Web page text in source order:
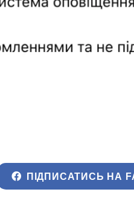
ПІДПИСАТИСЬ НА